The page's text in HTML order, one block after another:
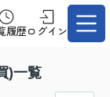
履歴ログイン
)一覧